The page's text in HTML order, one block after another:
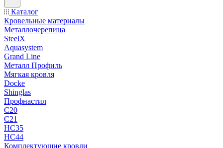
Каталог
Кровельные материалы
Металлочерепица
SteelX
Aquasystem
Grand Line
Металл Профиль
Мягкая кровля
Docke
Shinglas
Профнастил
C20
C21
НС35
НС44
Комплектующие кровли